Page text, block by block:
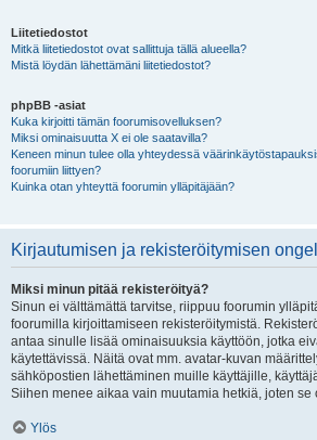
Liitetiedostot
Mitkä liitetiedostot ovat sallittuja tällä alueella?
Mistä löydän lähettämäni liitetiedostot?
phpBB -asiat
Kuka kirjoitti tämän foorumisovelluksen?
Miksi ominaisuutta X ei ole saatavilla?
Keneen minun tulee olla yhteydessä
foorumiin liittyen?
Kuinka otan yhteyttä foorumin ylläpitäjään?
Kirjautumisen ja rekisteröitymisen
Miksi minun pitää rekisteröityä?
Sinun ei välttämättä tarvitse, riippuu foorumin
foorumilla kirjoittamiseen rekisteröitymistä.
antaa sinulle lisää ominaisuuksia käyttöön, jotka
käytettävissä. Näitä ovat mm. avatar-kuvan
sähköpostien lähettäminen muille käyttäjille,
Siihen menee aikaa vain muutamia hetkiä, joten se
Ylös